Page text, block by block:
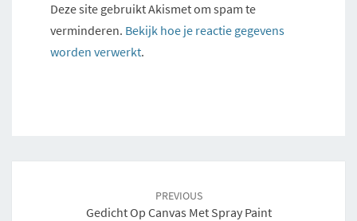
Deze site gebruikt Akismet om spam te
verminderen. Bekijk hoe je reactie gegevens
worden verwerkt.
PREVIOUS
Gedicht Op Canvas Met Spray Paint